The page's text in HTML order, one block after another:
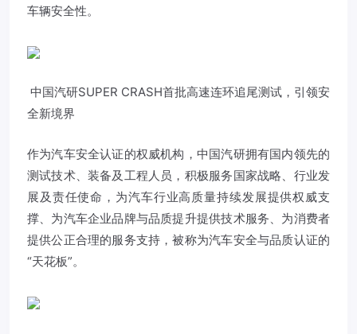
车辆安全性。
中国汽研SUPER CRASH首批高速连环追尾测试，引领安
全新境界
作为汽车安全认证的权威机构，中国汽研拥有国内领先的
测试技术、装备及工程人员，积极服务国家战略、行业发
展及责任使命，为汽车行业高质量持续发展提供权威支
撑、为汽车企业品牌与品质提升提供技术服务、为消费者
提供公正合理的服务支持，被称为汽车安全与品质认证的
“天花板”。